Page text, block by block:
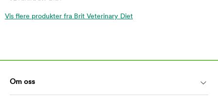
Vis flere produkter fra Brit Veterinary Diet
Om oss